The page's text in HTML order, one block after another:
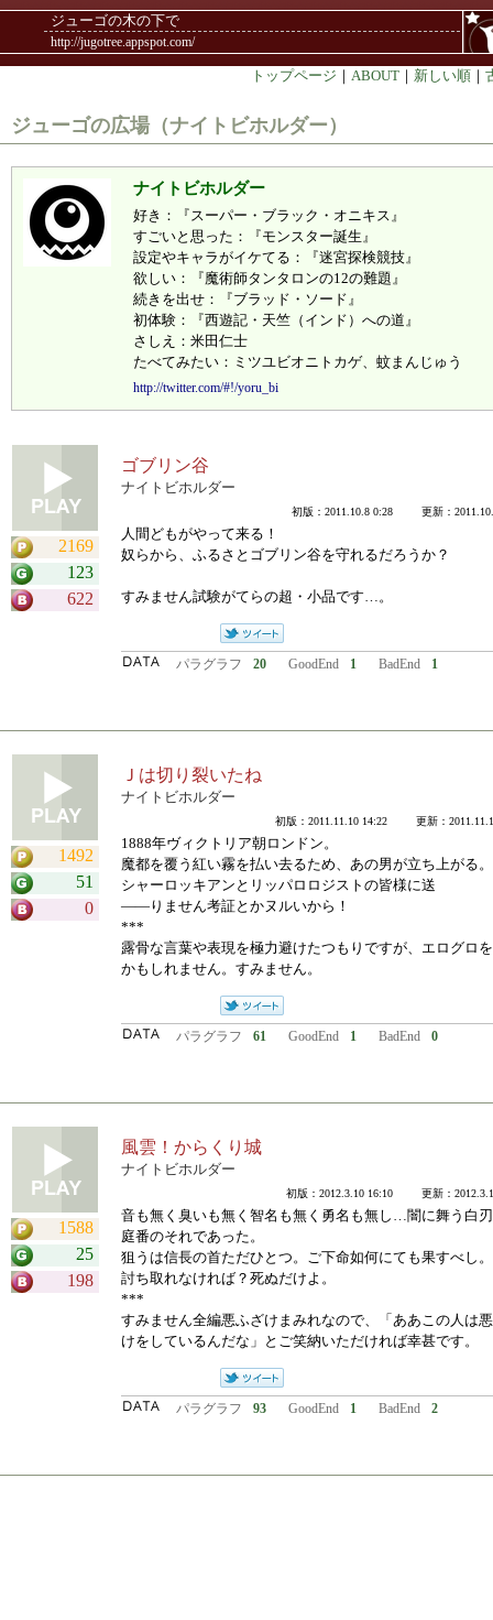
ジューゴの木の下で
http://jugotree.appspot.com/
トップページ ｜ ABOUT ｜ 新しい順 ｜
ジューゴの広場（ナイトビホルダー）
ナイトビホルダー
好き：『スーパー・ブラック・オニキス』
すごいと思った：『モンスター誕生』
設定やキャラがイケてる：『迷宮探検競技』
欲しい：『魔術師タンタロンの12の難題』
続きを出せ：『ブラッド・ソード』
初体験：『西遊記・天竺（インド）への道』
さしえ：米田仁士
たべてみたい：ミツユビオニトカゲ、蚊まんじゅう
http://twitter.com/#!/yoru_bi
2169
123
622
ゴブリン谷
ナイトビホルダー
初版：2011.10.8 0:28 更新：
人間どもがやって来る！
奴らから、ふるさとゴブリン谷を守れるだろうか？
すみません試験がてらの超・小品です…。
パラグラフ 20 GoodEnd 1 BadEnd 1
1492
51
0
Ｊは切り裂いたね
ナイトビホルダー
初版：2011.11.10 14:22 更新：
1888年ヴィクトリア朝ロンドン。
魔都を覆う紅い霧を払い去るため、あの男が立ち上がる。
シャーロッキアンとリッパロロジストの皆様に送
――りません考証とかヌルいから！
***
露骨な言葉や表現を極力避けたつもりですが、エログロ
かもしれません。すみません。
パラグラフ 61 GoodEnd 1 BadEnd 0
1588
25
198
風雲！からくり城
ナイトビホルダー
初版：2012.3.10 16:10 更新：
音も無く臭いも無く智名も無く勇名も無し…闇に舞う白
庭番のそれであった。
狙うは信長の首ただひとつ。ご下命如何にても果すべし。
討ち取れなければ？死ぬだけよ。
***
すみません全編悪ふざけまみれなので、「ああこの人は
けをしているんだな」とご笑納いただければ幸甚です。
パラグラフ 93 GoodEnd 1 BadEnd 2